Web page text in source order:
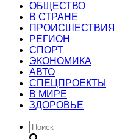
ОБЩЕСТВО
В СТРАНЕ
ПРОИСШЕСТВИЯ
РЕГИОН
CПОРТ
ЭКОНОМИКА
АВТО
СПЕЦПРОЕКТЫ
В МИРЕ
ЗДОРОВЬЕ